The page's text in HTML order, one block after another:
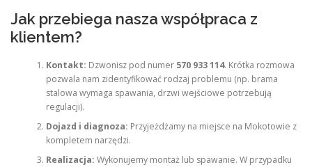
Jak przebiega nasza współpraca z
klientem?
Kontakt: Dzwonisz pod numer 570 933 114. Krótka rozmowa
pozwala nam zidentyfikować rodzaj problemu (np. brama
stalowa wymaga spawania, drzwi wejściowe potrzebują
regulacji).
Dojazd i diagnoza: Przyjeżdżamy na miejsce na Mokotowie z
kompletem narzędzi.
Realizacja: Wykonujemy montaż lub spawanie. W przypadku